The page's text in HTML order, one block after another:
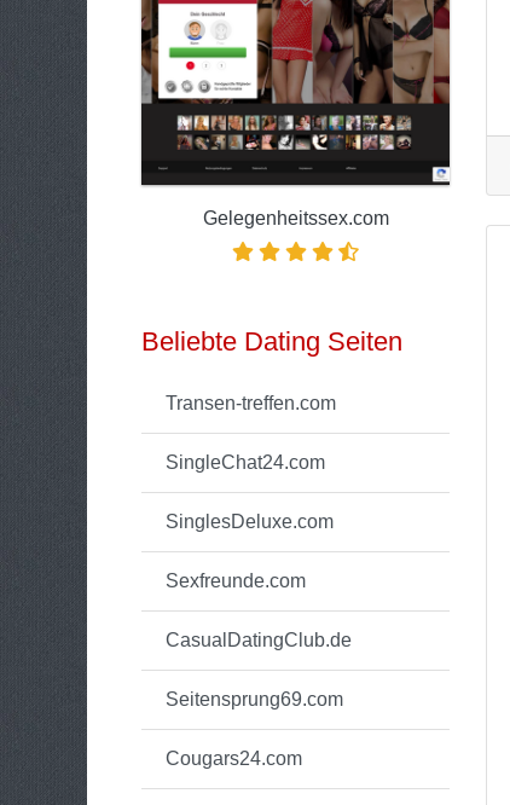
Gelegenheitssex.com
Beliebte Dating Seiten
Transen-treffen.com
SingleChat24.com
SinglesDeluxe.com
Sexfreunde.com
CasualDatingClub.de
Seitensprung69.com
Cougars24.com